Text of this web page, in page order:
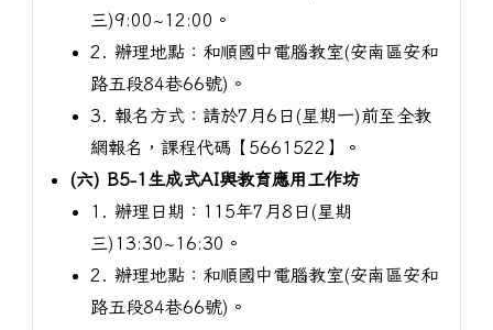
三)9:00~12:00。
2. 辦理地點：和順國中電腦教室(安南區安和
路五段84巷66號)。
3. 報名方式：請於7月6日(星期一)前至全教
網報名，課程代碼【5661522】。
(六) B5-1生成式AI與教育應用工作坊
1. 辦理日期：115年7月8日(星期
三)13:30~16:30。
2. 辦理地點：和順國中電腦教室(安南區安和
路五段84巷66號)。